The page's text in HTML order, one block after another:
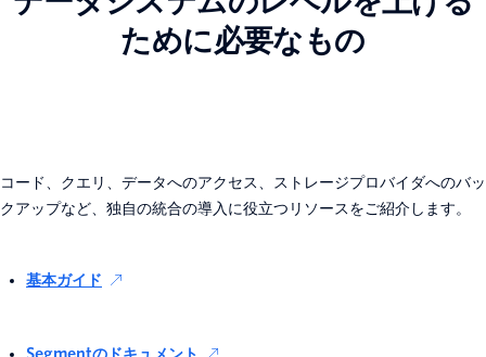
ために必要なもの
コード、クエリ、データへのアクセス、ストレージプロバイダへのバッ
クアップなど、独自の統合の導入に役立つリソースをご紹介します。
基本ガイド